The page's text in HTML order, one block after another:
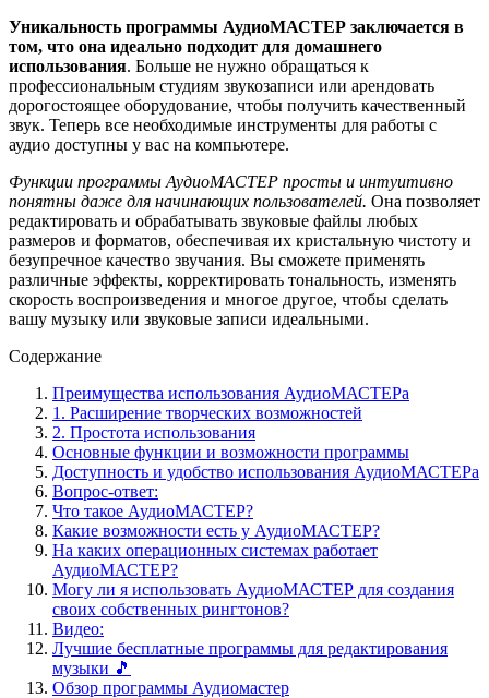
Уникальность программы АудиоМАСТЕР заключается в
том, что она идеально подходит для домашнего
использования. Больше не нужно обращаться к
профессиональным студиям звукозаписи или арендовать
дорогостоящее оборудование, чтобы получить качественный
звук. Теперь все необходимые инструменты для работы с
аудио доступны у вас на компьютере.
Функции программы АудиоМАСТЕР просты и интуитивно
понятны даже для начинающих пользователей. Она позволяет
редактировать и обрабатывать звуковые файлы любых
размеров и форматов, обеспечивая их кристальную чистоту и
безупречное качество звучания. Вы сможете применять
различные эффекты, корректировать тональность, изменять
скорость воспроизведения и многое другое, чтобы сделать
вашу музыку или звуковые записи идеальными.
Содержание
Преимущества использования АудиоМАСТЕРа
1. Расширение творческих возможностей
2. Простота использования
Основные функции и возможности программы
Доступность и удобство использования АудиоМАСТЕРа
Вопрос-ответ:
Что такое АудиоМАСТЕР?
Какие возможности есть у АудиоМАСТЕР?
На каких операционных системах работает
АудиоМАСТЕР?
Могу ли я использовать АудиоМАСТЕР для создания
своих собственных рингтонов?
Видео:
Лучшие бесплатные программы для редактирования
музыки 🎵
Обзор программы Аудиомастер